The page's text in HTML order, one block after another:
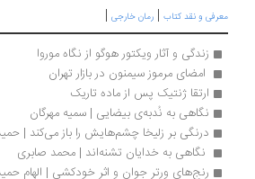
و نقد کتاب|رمان خارجی|
زندگی و آثار ویکتور هوگو از نگاه موروا
امضای مرموز سیمنون در بازار تهران
ارتقا ژنتیک پس از ماده تاریک
نگاهی به نُدبه‌ی ‌بیضایی | سمیه مهرگان
درنگی بر زلیخا چشم‌هایش را باز می‌کند | حمید نامجو
نگاهی به خدایان تشنه‌اند | محمد صابری
رنج‌های ورتر جوان و اثر خودکشی | الهام حمیدی